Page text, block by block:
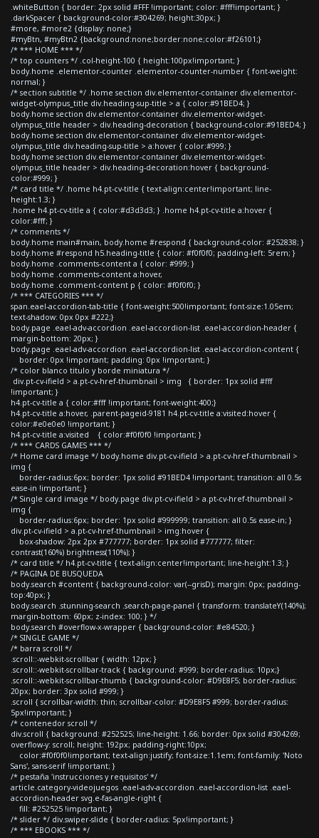
.whiteButton { border: 2px solid #FFF !important; color: #fff!important; }
.darkSpacer { background-color:#304269; height:30px; }
#more, #more2 {display: none;}
#myBtn, #myBtn2 {background:none;border:none;color:#f26101;}
/* *** HOME *** */
/* top counters */ .col-height-100 { height:100px!important; }
body.home .elementor-counter .elementor-counter-number { font-weight:
normal; }
/* section subtitle */ .home section div.elementor-container div.elementor-
widget-olympus_title div.heading-sup-title > a { color:#91BED4; }
body.home section div.elementor-container div.elementor-widget-
olympus_title header > div.heading-decoration { background-color:#91BED4; }
body.home section div.elementor-container div.elementor-widget-
olympus_title div.heading-sup-title > a:hover { color:#999; }
body.home section div.elementor-container div.elementor-widget-
olympus_title header > div.heading-decoration:hover { background-
color:#999; }
/* card title */ .home h4.pt-cv-title { text-align:center!important; line-
height:1.3; }
.home h4.pt-cv-title a { color:#d3d3d3; } .home h4.pt-cv-title a:hover {
color:#fff; }
/* comments */
body.home main#main, body.home #respond { background-color: #252838; }
body.home #respond h5.heading-title { color: #f0f0f0; padding-left: 5rem; }
body.home .comments-content a { color: #999; }
body.home .comments-content a:hover,
body.home .comment-content p { color: #f0f0f0; }
/* *** CATEGORIES *** */
span.eael-accordion-tab-title { font-weight:500!important; font-size:1.05em;
text-shadow: 0px 0px #222;}
body.page .eael-adv-accordion .eael-accordion-list .eael-accordion-header {
margin-bottom: 20px; }
body.page .eael-adv-accordion .eael-accordion-list .eael-accordion-content {
border: 0px !important; padding: 0px !important; }
/* color blanco titulo y borde miniatura */
div.pt-cv-ifield > a.pt-cv-href-thumbnail > img { border: 1px solid #fff
!important; }
h4.pt-cv-title a { color:#fff !important; font-weight:400;}
h4.pt-cv-title a:hover, .parent-pageid-9181 h4.pt-cv-title a:visited:hover {
color:#e0e0e0 !important; }
h4.pt-cv-title a:visited { color:#f0f0f0 !important; }
/* *** CARDS GAMES *** */
/* Home card image */ body.home div.pt-cv-ifield > a.pt-cv-href-thumbnail >
img {
border-radius:6px; border: 1px solid #91BED4 !important; transition: all 0.5s
ease-in !important; }
/* Single card image */ body.page div.pt-cv-ifield > a.pt-cv-href-thumbnail >
img {
border-radius:6px; border: 1px solid #999999; transition: all 0.5s ease-in; }
div.pt-cv-ifield > a.pt-cv-href-thumbnail > img:hover {
box-shadow: 2px 2px #777777; border: 1px solid #777777; filter:
contrast(160%) brightness(110%); }
/* card title */ h4.pt-cv-title { text-align:center!important; line-height:1.3; }
/* PAGINA DE BUSQUEDA
body.search #content { background-color: var(--grisD); margin: 0px; padding-
top:40px; }
body.search .stunning-search .search-page-panel { transform: translateY(140%);
margin-bottom: 60px; z-index: 100; } */
body.search #overflow-x-wrapper { background-color: #e84520; }
/* SINGLE GAME */
/* barra scroll */
.scroll::-webkit-scrollbar { width: 12px; }
.scroll::-webkit-scrollbar-track { background: #999; border-radius: 10px;}
.scroll::-webkit-scrollbar-thumb { background-color: #D9E8F5; border-radius:
20px; border: 3px solid #999; }
.scroll { scrollbar-width: thin; scrollbar-color: #D9E8F5 #999; border-radius:
5px!important; }
/* contenedor scroll */
div.scroll { background: #252525; line-height: 1.66; border: 0px solid #304269;
overflow-y: scroll; height: 192px; padding-right:10px;
color:#f0f0f0!important; text-align:justify; font-size:1.1em; font-family: 'Noto
Sans', sans-serif !important; }
/* pestaña 'instrucciones y requisitos' */
article.category-videojuegos .eael-adv-accordion .eael-accordion-list .eael-
accordion-header svg.e-fas-angle-right {
fill: #252525 !important; }
/* slider */ div.swiper-slide { border-radius: 5px!important; }
/* *** EBOOKS *** */